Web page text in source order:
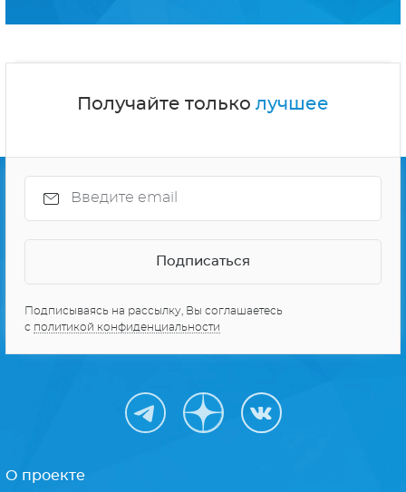
Получайте только лучшее
Подписываясь на рассылку, Вы соглашаетесь
с политикой конфиденциальности
О проекте